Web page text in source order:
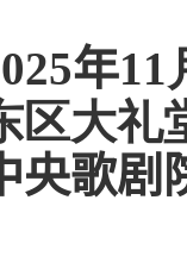
年11
区大礼
央歌剧